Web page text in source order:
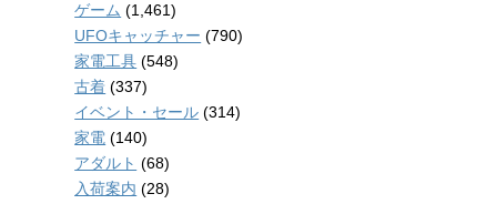
ゲーム (1,461)
UFOキャッチャー (790)
家電工具 (548)
古着 (337)
イベント・セール (314)
家電 (140)
アダルト (68)
入荷案内 (28)